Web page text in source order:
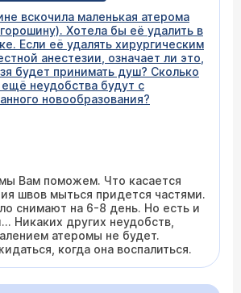
вскочила маленькая атерома
Хотела бы её удалить в
Если её удалять хирургическим
анестезии, означает ли это,
будет принимать душ? Сколько
неудобства будут с
новообразования?
Вам поможем. Что касается
швов мыться придется частями.
снимают на 6-8 день. Но есть и
Никаких других неудобств,
атеромы не будет.
когда она воспалиться.